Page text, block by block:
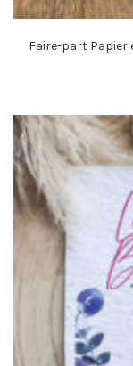
Faire-part Papier